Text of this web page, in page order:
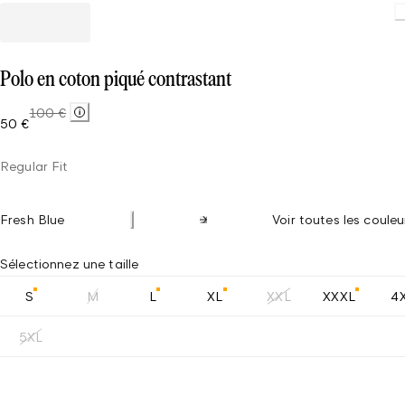
Polo en coton piqué contrastant
50 €
100 €
Regular Fit
Fresh Blue Voir toutes les
Sélectionnez une taille
S M L XL XXL XXXL
5XL